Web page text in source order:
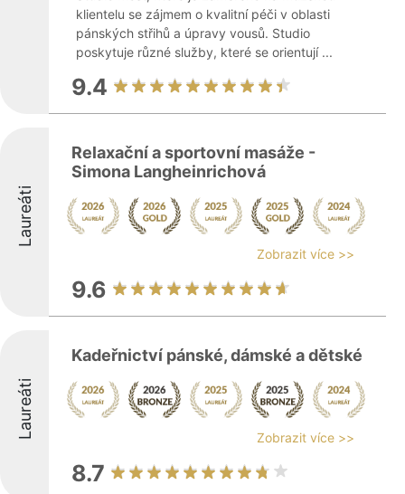
klientelu se zájmem o kvalitní péči v oblasti
pánských střihů a úpravy vousů. Studio
poskytuje různé služby, které se orientují ...
9.4
Laureáti
Relaxační a sportovní masáže -
Simona Langheinrichová
Zobrazit více >>
9.6
Laureáti
Kadeřnictví pánské, dámské a dětské
Zobrazit více >>
8.7